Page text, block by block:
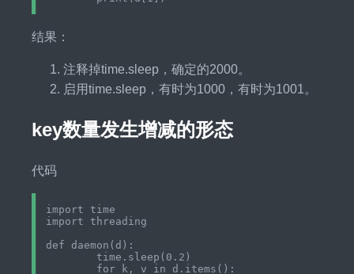
结果：
注释掉time.sleep，确定的2000。
启用time.sleep，有时为1000，有时为1001。
key数量发生增减的形态
代码
import time
import threading
def daemon(d):